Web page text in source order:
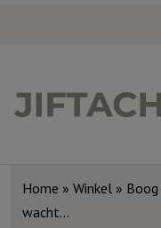
Home » Winkel »
wacht…